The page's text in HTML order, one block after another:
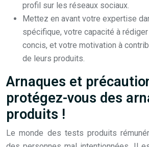
profil sur les réseaux sociaux.
Mettez en avant votre expertise
spécifique, votre capacité à
concis, et votre motivation à
de leurs produits.
Arnaques et
protégez-vous des
produits !
Le monde des tests produits